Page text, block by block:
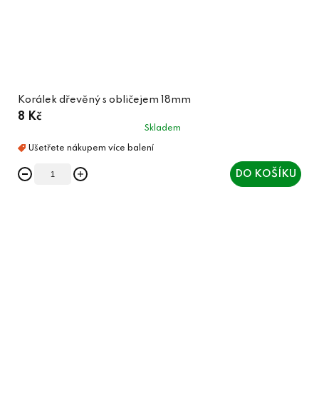
Korálek dřevěný s obličejem 18mm
8 Kč
Skladem
DO KOŠÍKU